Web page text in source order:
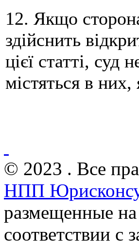
12. Якщо
здійснить
цієї статті, суд
містяться в них,
© 2023 . Все
НПП
размещенные
соответствии с